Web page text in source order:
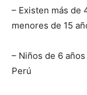
– Existen más de
menores de 15
– Niños de 6
Perú